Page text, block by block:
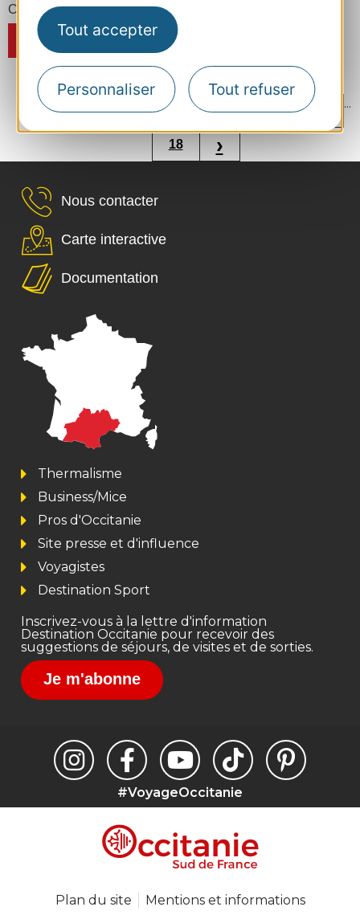
Tout accepter
Personnaliser Tout refuser
Capacité d'hébergement : 516 personnes
RÉSERVER
‹ 1 7 9 10 ...
18 ›
Nous contacter
Carte interactive
Documentation
Thermalisme
Business/Mice
Pros d'Occitanie
Site presse et d'influence
Voyagistes
Destination Sport
Inscrivez-vous à la lettre d'information
Destination Occitanie pour recevoir des
suggestions de séjours, de visites et de sorties.
Je m'abonne
#VoyageOccitanie
Plan du site Mentions et informations